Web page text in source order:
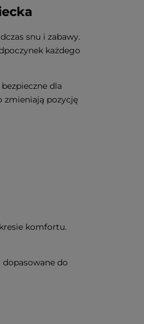
snu i zabawy.
każdego
dla
zmieniają pozycję
komfortu.
do